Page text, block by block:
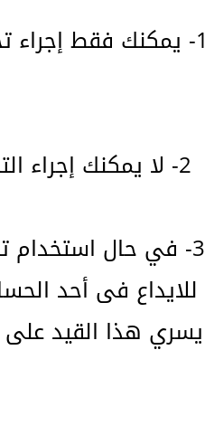
1- يمكنك فقط إجراء
2- لا يمكنك إجراء التحويلات الداخلية من حسابات تم الايداه فيها باستخدام بطاقة مصرفية.
للايداع فى أحد
يسري هذا القيد على